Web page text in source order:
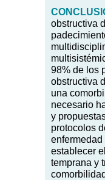
obstructiva
98% de los
obstructiva
una
necesario
y
protocolos
establecer
temprana y